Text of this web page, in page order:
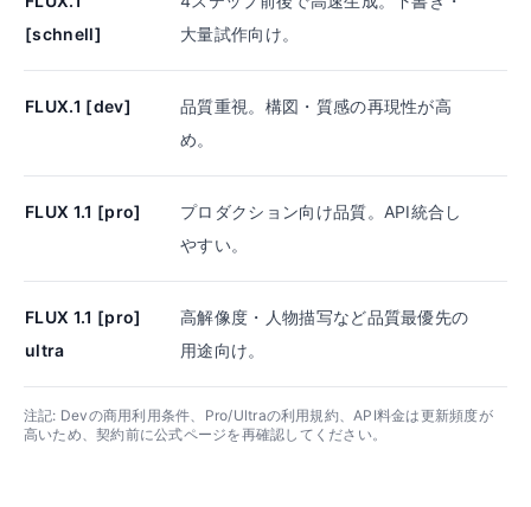
[schnell]
大量試作向け。
FLUX.1 [dev]
品質重視。構図・質感の再現性が高
め。
FLUX 1.1 [pro]
プロダクション向け品質。API統合し
やすい。
FLUX 1.1 [pro]
ultra
高解像度・人物描写など品質最優先の
用途向け。
注記: Devの商用利用条件、Pro/Ultraの利用規約、API料金は更新頻度が
高いため、契約前に公式ページを再確認してください。